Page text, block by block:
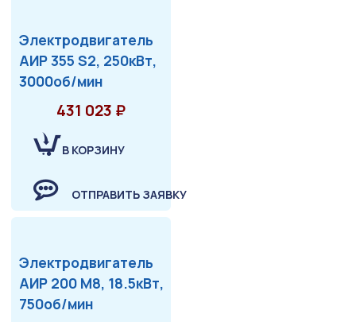
Электродвигатель
АИР 355 S2, 250кВт,
3000об/мин
431 023 ₽
В КОРЗИНУ
ОТПРАВИТЬ ЗАЯВКУ
Электродвигатель
АИР 200 М8, 18.5кВт,
750об/мин